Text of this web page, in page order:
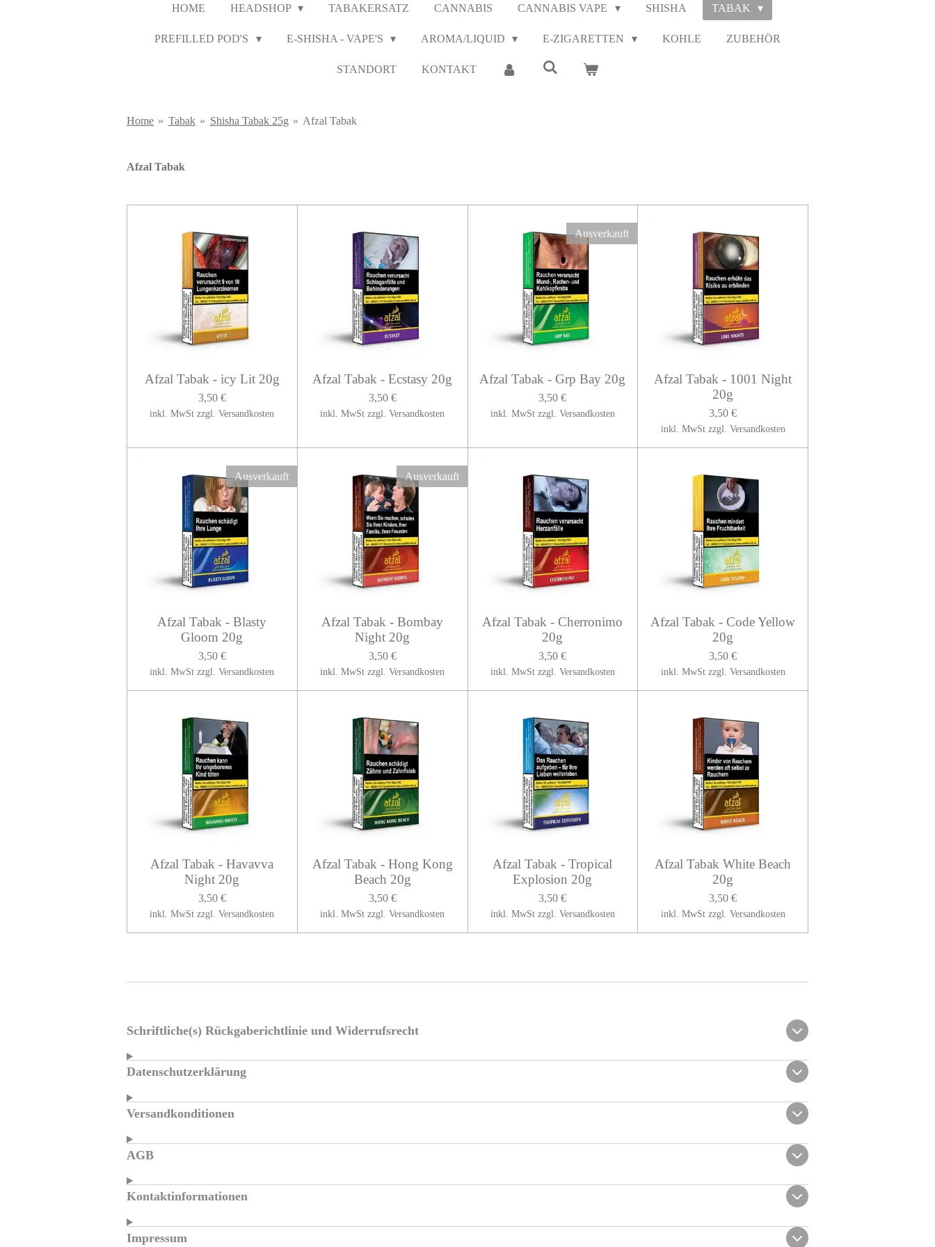
HOME HEADSHOP TABAKERSATZ CANNABIS CANNABIS VAPE SHISHA TABAK
PREFILLED POD'S E-SHISHA - VAPE'S AROMA/LIQUID E-ZIGARETTEN KOHLE ZUBEHÖR
STANDORT KONTAKT
Home » Tabak » Shisha Tabak 25g » Afzal Tabak
Afzal Tabak
Afzal Tabak - icy Lit 20g
3,50 €
inkl. MwSt zzgl. Versandkosten
Afzal Tabak - Ecstasy 20g
3,50 €
inkl. MwSt zzgl. Versandkosten
Ausverkauft
Afzal Tabak - Grp Bay 20g
3,50 €
inkl. MwSt zzgl. Versandkosten
Afzal Tabak - 1001 Night
20g
3,50 €
inkl. MwSt zzgl. Versandkosten
Ausverkauft
Afzal Tabak - Blasty
Gloom 20g
3,50 €
inkl. MwSt zzgl. Versandkosten
Ausverkauft
Afzal Tabak - Bombay
Night 20g
3,50 €
inkl. MwSt zzgl. Versandkosten
Afzal Tabak - Cherronimo
20g
3,50 €
inkl. MwSt zzgl. Versandkosten
Afzal Tabak - Code Yellow
20g
3,50 €
inkl. MwSt zzgl. Versandkosten
Afzal Tabak - Havavva
Night 20g
3,50 €
inkl. MwSt zzgl. Versandkosten
Afzal Tabak - Hong Kong
Beach 20g
3,50 €
inkl. MwSt zzgl. Versandkosten
Afzal Tabak - Tropical
Explosion 20g
3,50 €
inkl. MwSt zzgl. Versandkosten
Afzal Tabak White Beach
20g
3,50 €
inkl. MwSt zzgl. Versandkosten
Schriftliche(s) Rückgaberichtlinie und Widerrufsrecht
Datenschutzerklärung
Versandkonditionen
AGB
Kontaktinformationen
Impressum